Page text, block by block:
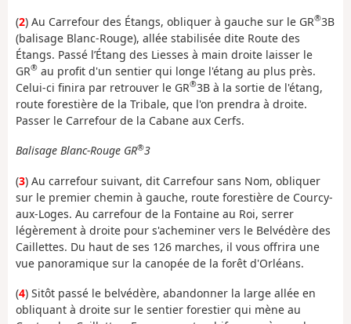
(2) Au Carrefour des Étangs, obliquer à gauche sur le GR®3B
(balisage Blanc-Rouge), allée stabilisée dite Route des
Étangs. Passé l’Étang des Liesses à main droite laisser le
GR® au profit d'un sentier qui longe l'étang au plus près.
Celui-ci finira par retrouver le GR®3B à la sortie de l'étang,
route forestière de la Tribale, que l'on prendra à droite.
Passer le Carrefour de la Cabane aux Cerfs.
Balisage Blanc-Rouge GR®3
(3) Au carrefour suivant, dit Carrefour sans Nom, obliquer
sur le premier chemin à gauche, route forestière de Courcy-
aux-Loges. Au carrefour de la Fontaine au Roi, serrer
légèrement à droite pour s'acheminer vers le Belvédère des
Caillettes. Du haut de ses 126 marches, il vous offrira une
vue panoramique sur la canopée de la forêt d'Orléans.
(4) Sitôt passé le belvédère, abandonner la large allée en
obliquant à droite sur le sentier forestier qui mène au